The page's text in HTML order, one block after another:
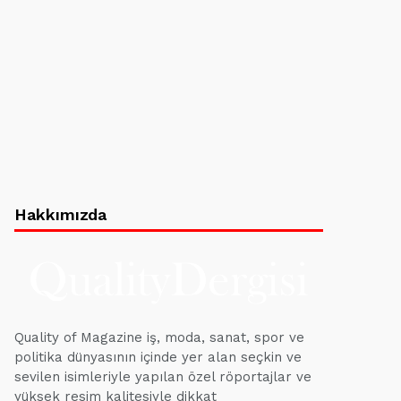
Hakkımızda
Quality of Magazine iş, moda, sanat, spor ve
politika dünyasının içinde yer alan seçkin ve
sevilen isimleriyle yapılan özel röportajlar ve
yüksek resim kalitesiyle dikkat